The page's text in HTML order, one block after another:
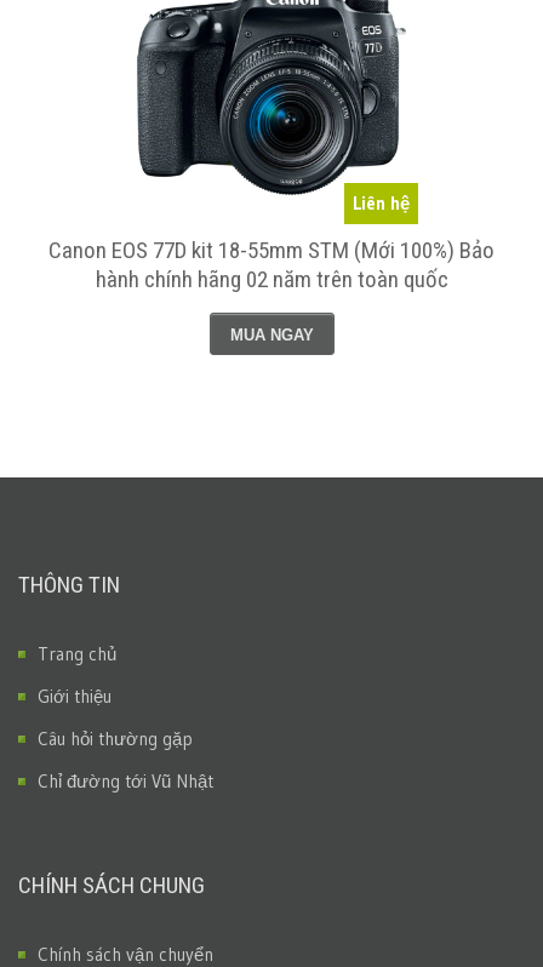
Liên hệ
Canon EOS 77D kit 18-55mm STM (Mới 100%) Bảo
hành chính hãng 02 năm trên toàn quốc
MUA NGAY
THÔNG TIN
Trang chủ
Giới thiệu
Câu hỏi thường gặp
Chỉ đường tới Vũ Nhật
CHÍNH SÁCH CHUNG
Chính sách vận chuyển